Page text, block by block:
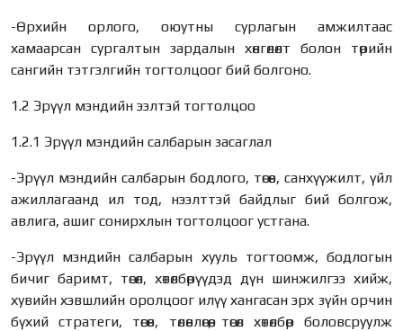
-Өрхийн орлого, оюутны сурлагын амжилтаас
хамаарсан сургалтын зардалын хөнгөлөлт болон төрийн
сангийн тэтгэлгийн тогтолцоог бий болгоно.
1.2 Эрүүл мэндийн ээлтэй тогтолцоо
1.2.1 Эрүүл мэндийн салбарын засаглал
-Эрүүл мэндийн салбарын бодлого, төсөв, санхүүжилт, үйл
ажиллагаанд ил тод, нээлттэй байдлыг бий болгож,
авлига, ашиг сонирхлын тогтолцоог устгана.
-Эрүүл мэндийн салбарын хууль тогтоомж, бодлогын
бичиг баримт, төсөл, хөтөлбөрүүдэд дүн шинжилгээ хийж,
хувийн хэвшлийн оролцоог илүү хангасан эрх зүйн орчин
бүхий стратеги, төсөв, төлөвлөгөө, төсөл хөтөлбөр боловсруулж